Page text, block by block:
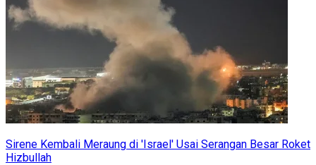
Sirene Kembali Meraung di 'Israel' Usai Serangan Besar Roket
Hizbullah